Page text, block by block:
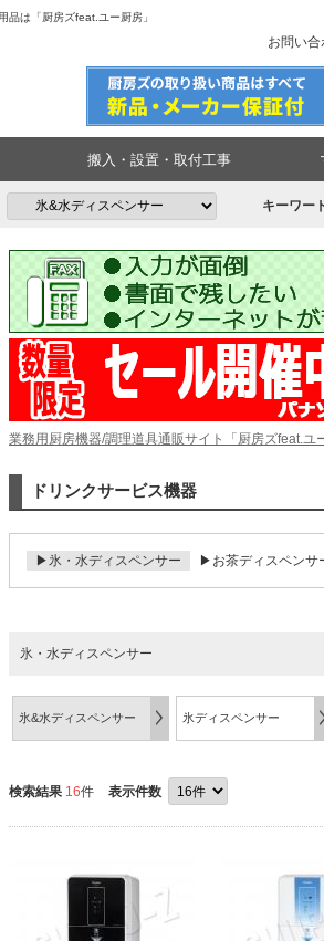
品は「厨房ズfeat.ユー厨房」
お問い合
搬入・設置・取付工事
キーワー
業務用厨房機器/調理道具通販サイト「厨房ズfeat.ユ
ドリンクサービス機器
▶氷・水ディスペンサー ▶お茶ディスペンサ
氷・水ディスペンサー
氷&水ディスペンサー 氷ディスペンサー
検索結果 16件 表示件数